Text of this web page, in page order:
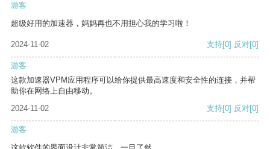
游客
超级好用的加速器，妈妈再也不用担心我的学习啦！
2024-11-02 支持[0] 反对[0]
游客
这款加速器VPM应用程序可以给你提供最高速度和安全性的连接，并帮
助你在网络上自由移动。
2024-11-02
支持[0] 反对[0]
游客